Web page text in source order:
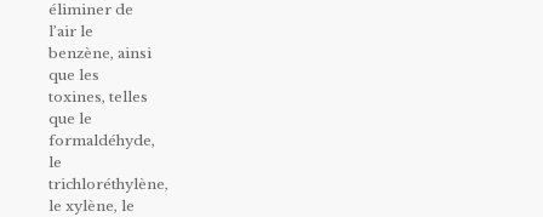
éliminer de
l’air le
benzène, ainsi
que les
toxines, telles
que le
formaldéhyde,
le
trichloréthylène,
le xylène, le